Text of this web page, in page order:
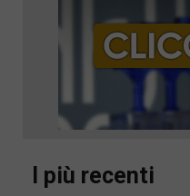
I più recenti